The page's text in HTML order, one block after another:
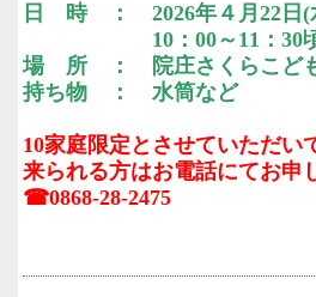
日 時 ： 2026年４月22日(
10：00～11：30
場 所 ： 院庄さくらこど
持ち物 ： 水筒など
10家庭限定とさせていただい
来られる方はお電話にてお申
☎0868-28-2475